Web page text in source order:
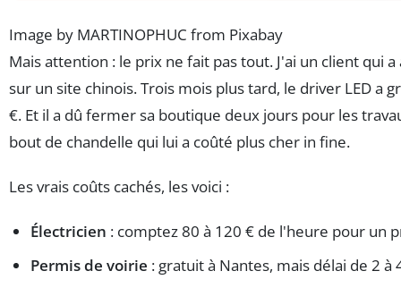
Image by MARTINOPHUC from Pixabay
Mais attention : le prix ne fait pas tout. J'ai un client qui
sur un site chinois. Trois mois plus tard, le driver LED a
€. Et il a dû fermer sa boutique deux jours pour les
bout de chandelle qui lui a coûté plus cher in fine.
Les vrais coûts cachés, les voici :
Électricien : comptez 80 à 120 € de l'heure pour un
Permis de voirie : gratuit à Nantes, mais délai de 2 à